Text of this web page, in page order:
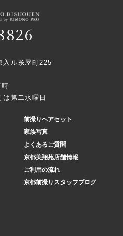
入ル糸屋町225
第二水曜日
前撮りヘアセット
家族写真
よくあるご質問
京都美翔苑店舗情報
ご利用の流れ
京都前撮りスタッフブログ